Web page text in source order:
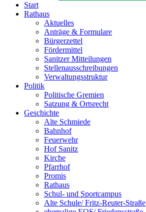
Start
Rathaus
Aktuelles
Anträge & Formulare
Bürgerzettel
Fördermittel
Sanitzer Mitteilungen
Stellenausschreibungen
Verwaltungsstruktur
Politik
Politische Gremien
Satzung & Ortsrecht
Geschichte
Alte Schmiede
Bahnhof
Feuerwehr
Hof Sanitz
Kirche
Pfarrhof
Promis
Rathaus
Schul- und Sportcampus
Alte Schule/ Fritz-Reuter-Straße